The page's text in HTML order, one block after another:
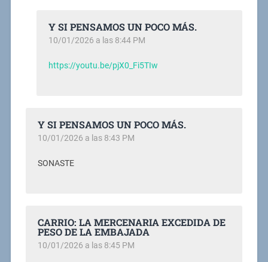
Y SI PENSAMOS UN POCO MÁS.
10/01/2026 a las 8:44 PM
https://youtu.be/pjX0_Fi5TIw
Y SI PENSAMOS UN POCO MÁS.
10/01/2026 a las 8:43 PM
SONASTE
CARRIO: LA MERCENARIA EXCEDIDA DE
PESO DE LA EMBAJADA
10/01/2026 a las 8:45 PM